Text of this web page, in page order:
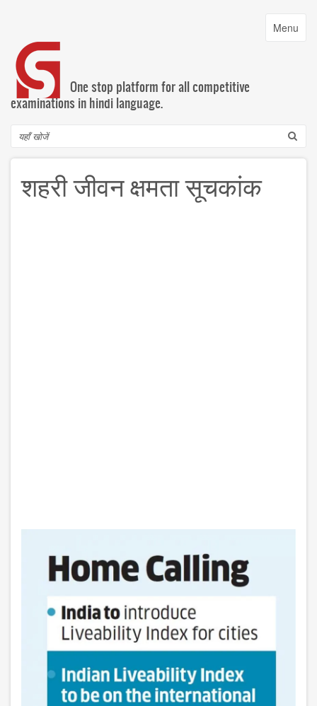
content
Toggle
Menu
One stop platform for all competitive
examinations in hindi language.
Search
शहरी जीवन क्षमता सूचकांक